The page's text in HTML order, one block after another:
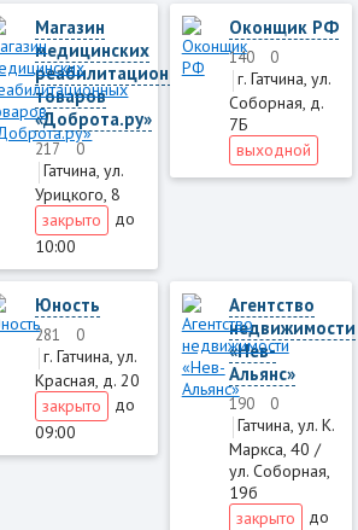
Магазин
медицинских
реабилитационных
товаров
«Доброта.ру»
217 0
Гатчина, ул.
Урицкого, 8
закрыто
до
10:00
Оконщик РФ
140 0
г. Гатчина, ул.
Соборная, д.
7Б
выходной
Юность
281 0
г. Гатчина, ул.
Красная, д. 20
закрыто
до
09:00
Агентство
недвижимости
«Нев-
Альянс»
190 0
Гатчина, ул. К.
Маркса, 40 /
ул. Соборная,
19б
закрыто
до